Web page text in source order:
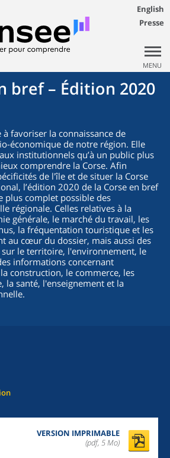
English
Presse
MENU
bref – Édition 2020
à favoriser la connaissance de
économique de notre région. Elle
institutionnels qu’à un public plus
comprendre la Corse. Afin
de l'île et de situer la Corse
l’édition 2020 de la Corse en bref
plus complet possible des
régionale. Celles relatives à la
générale, le marché du travail, les
la fréquentation touristique et les
au cœur du dossier, mais aussi des
le territoire, l'environnement, le
informations concernant
construction, le commerce, les
la santé, l'enseignement et la
VERSION IMPRIMABLE
(pdf, 5 Mo)